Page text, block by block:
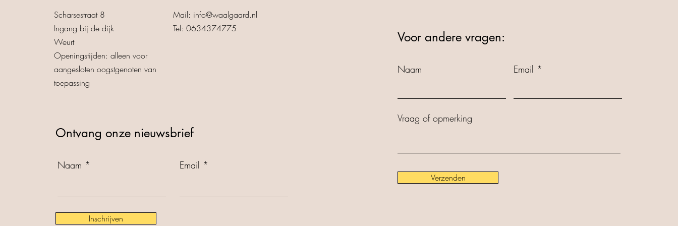
Scharsestraat 8
Ingang bij de dijk
Weurt
Openingstijden: alleen voor
aangesloten oogstgenoten van
toepassing
Mail: info@waalgaard.nl
Tel: 0634374775
Ontvang onze nieuwsbrief
Naam Email
Inschrijven
Voor andere vragen:
Naam Email
Vraag of opmerking
Verzenden